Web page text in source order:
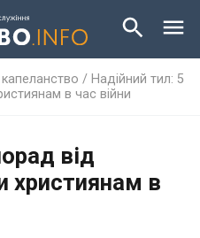
капеланство / Надійний тил: 5
в час війни
від
християнам в